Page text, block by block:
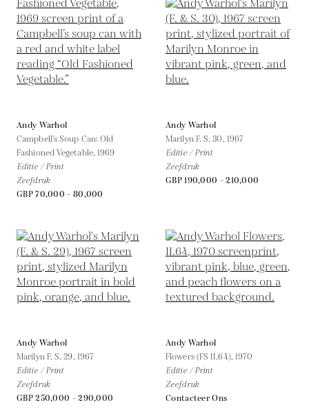
Andy Warhol
Campbell's Soup Can: Old
Fashioned Vegetable,1969
Editie / Print
Zeefdruk
GBP 70,000 - 80,000
Andy Warhol
Marilyn F. S. 30, 1967
Editie / Print
Zeefdruk
GBP 190,000 - 210,000
Andy Warhol
Marilyn F. S. 29, 1967
Editie / Print
Zeefdruk
GBP 250,000 - 290,000
Andy Warhol
Flowers (FS II.64), 1970
Editie / Print
Zeefdruk
Contacteer Ons